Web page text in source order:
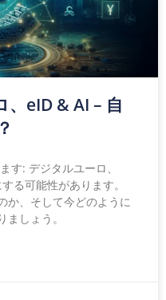
eID & AI – 自
す: デジタルユーロ、
る可能性があります。
か、そして今どのように
しょう。